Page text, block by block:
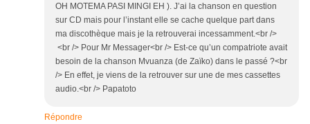
OH MOTEMA PASI MINGI EH ). J’ai la chanson en question
sur CD mais pour l’instant elle se cache quelque part dans
ma discothèque mais je la retrouverai incessamment.<br />
<br /> Pour Mr Messager<br /> Est-ce qu’un compatriote avait
besoin de la chanson Mvuanza (de Zaïko) dans le passé ?<br
/> En effet, je viens de la retrouver sur une de mes cassettes
audio.<br /> Papatoto
Répondre